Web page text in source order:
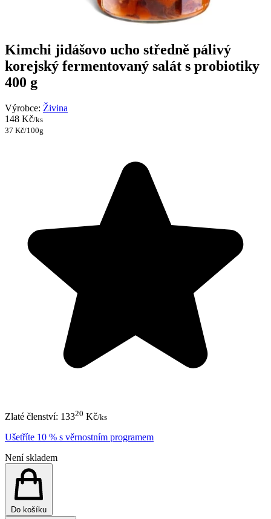
Kimchi jidášovo ucho středně pálivý
korejský fermentovaný salát s probiotiky
400 g
Výrobce: Živina
148 Kč/ks
37 Kč/100g
Zlaté členství: 13320 Kč/ks
Ušetříte 10 % s věrnostním programem
Není skladem
Do košíku